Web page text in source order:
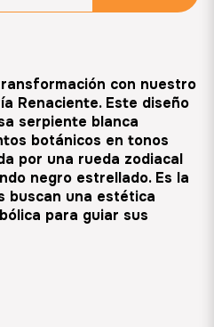
con nuestro
Renaciente. Este diseño
serpiente blanca
botánicos en tonos
por una rueda zodiacal
negro estrellado. Es la
buscan una estética
para guiar sus